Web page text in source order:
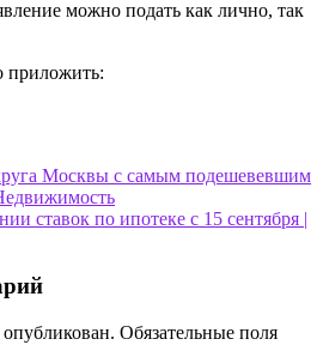
можно подать как лично, так
приложить:
Москвы с самым подешевевшим
ставок по ипотеке с 15 сентября |
Обязательные поля